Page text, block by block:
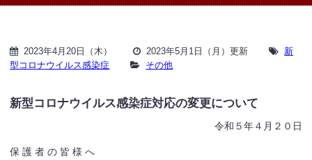
2023年4月20日（木） 2023年5月1日（月）更新
新
型コロナウイルス感染症
その他
新型コロナウイルス感染症対応の変更について
令和５年４月２０日
保 護 者 の 皆 様 へ